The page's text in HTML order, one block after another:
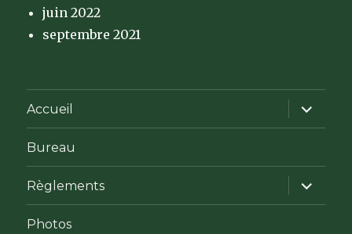
juin 2022
septembre 2021
Accueil
ouvrir
le
sous-
Bureau
Règlements
ouvrir
le
sous-
Photos